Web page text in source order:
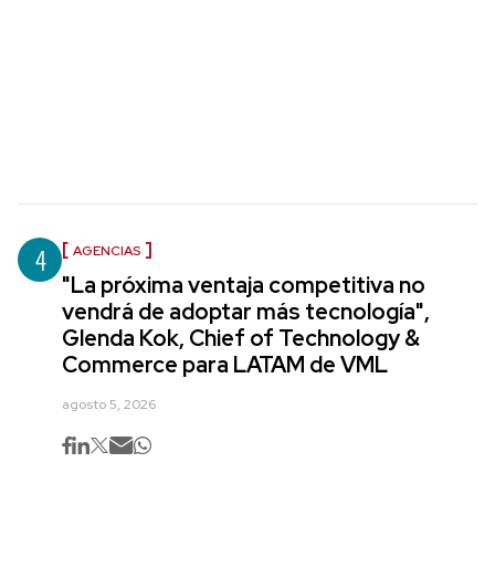
4 AGENCIAS
"La próxima ventaja competitiva no
vendrá de adoptar más tecnología",
Glenda Kok, Chief of Technology &
Commerce para LATAM de VML
agosto 5, 2026